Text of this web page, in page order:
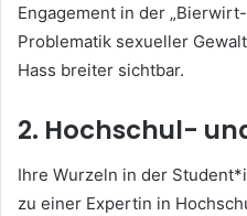
Engagement in der
Problematik sexueller
Hass breiter sichtbar.
2. Hochschul-
Ihre Wurzeln in der
zu einer Expertin in